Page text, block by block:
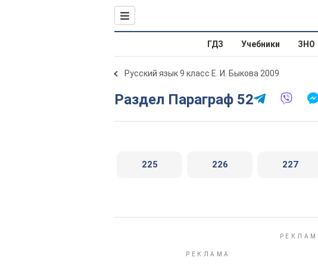
ГДЗ Учебники ЗНО
Русский язык 9 класс Е. И. Быкова 2009
Раздел Параграф 52
225 226 227